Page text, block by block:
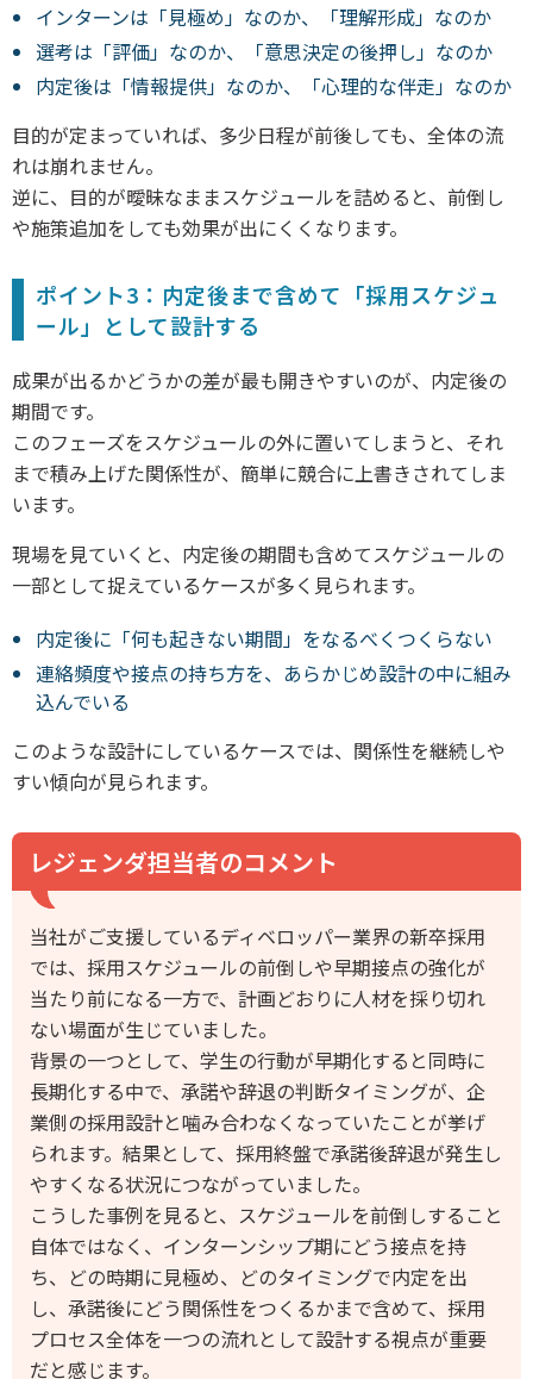
インターンは「見極め」なのか、「理解形成」なのか
選考は「評価」なのか、「意思決定の後押し」なのか
内定後は「情報提供」なのか、「心理的な伴走」なのか
目的が定まっていれば、多少日程が前後しても、全体の流
れは崩れません。
逆に、目的が曖昧なままスケジュールを詰めると、前倒し
や施策追加をしても効果が出にくくなります。
ポイント3：内定後まで含めて「採用スケジュ
ール」として設計する
成果が出るかどうかの差が最も開きやすいのが、内定後の
期間です。
このフェーズをスケジュールの外に置いてしまうと、それ
まで積み上げた関係性が、簡単に競合に上書きされてしま
います。
現場を見ていくと、内定後の期間も含めてスケジュールの
一部として捉えているケースが多く見られます。
内定後に「何も起きない期間」をなるべくつくらない
連絡頻度や接点の持ち方を、あらかじめ設計の中に組み
込んでいる
このような設計にしているケースでは、関係性を継続しや
すい傾向が見られます。
レジェンダ担当者のコメント
当社がご支援しているディベロッパー業界の新卒採用
では、採用スケジュールの前倒しや早期接点の強化が
当たり前になる一方で、計画どおりに人材を採り切れ
ない場面が生じていました。
背景の一つとして、学生の行動が早期化すると同時に
長期化する中で、承諾や辞退の判断タイミングが、企
業側の採用設計と噛み合わなくなっていたことが挙げ
られます。結果として、採用終盤で承諾後辞退が発生し
やすくなる状況につながっていました。
こうした事例を見ると、スケジュールを前倒しすること
自体ではなく、インターンシップ期にどう接点を持
ち、どの時期に見極め、どのタイミングで内定を出
し、承諾後にどう関係性をつくるかまで含めて、採用
プロセス全体を一つの流れとして設計する視点が重要
だと感じます。